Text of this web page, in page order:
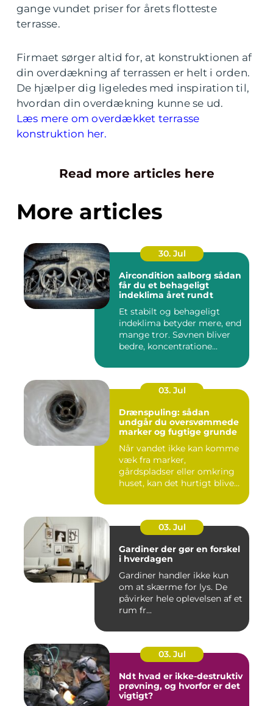
gange vundet priser for årets flotteste
terrasse.
Firmaet sørger altid for, at konstruktionen af
din overdækning af terrassen er helt i orden.
De hjælper dig ligeledes med inspiration til,
hvordan din overdækning kunne se ud.
Læs mere om overdækket terrasse
konstruktion her.
Read more articles here
More articles
30. Jul
Aircondition aalborg sådan
får du et behageligt
indeklima året rundt
Et stabilt og behageligt
indeklima betyder mere, end
mange tror. Søvnen bliver
bedre, koncentratione...
03. Jul
Drænspuling: sådan
undgår du oversvømmede
marker og fugtige grunde
Når vandet ikke kan komme
væk fra marker,
gårdspladser eller omkring
huset, kan det hurtigt blive
03. Jul
Gardiner der gør en forskel
i hverdagen
Gardiner handler ikke kun
om at skærme for lys. De
påvirker hele oplevelsen af et
rum fr...
03. Jul
Ndt hvad er ikke-destruktiv
prøvning, og hvorfor er det
vigtigt?